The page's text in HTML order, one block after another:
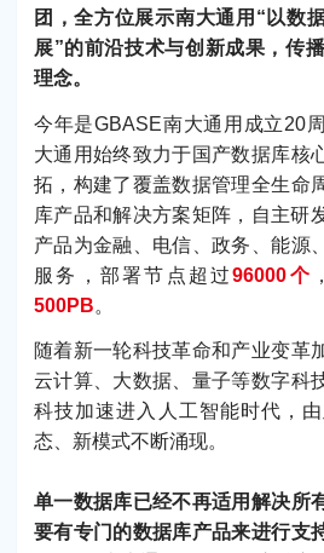
团，全方位展示南大通用“以数
展”的前沿技术与创新成果，传
理念。
今年是GBASE南大通用成立20
大通用始终致力于国产数据库核
拓，构建了覆盖数据管理全生命
库产品和解决方案矩阵，自主研
产品为金融、电信、政务、能源
服务，部署节点超过96000个
500PB。
随着新一轮科技革命和产业变革
云计算、大数据、量子等数字科
科技加速进入人工智能时代，
态、新模式不断涌现。
单一数据库已经不再适用解决所
要有专门的数据库产品来进行支